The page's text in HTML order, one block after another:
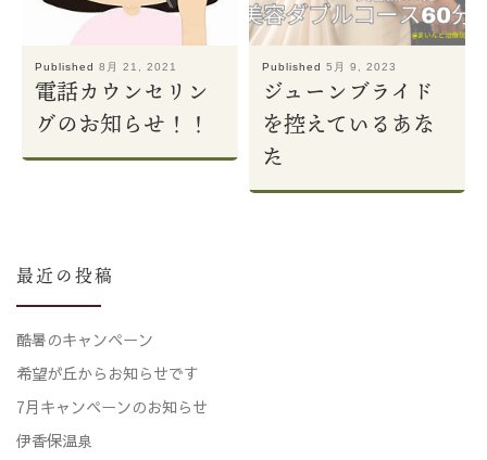
Published 8月 21, 2021
電話カウンセリン
グのお知らせ！！
Published 5月 9, 2023
ジューンブライド
を控えているあな
た
最近の投稿
酷暑のキャンペーン
希望が丘からお知らせです
7月キャンペーンのお知らせ
伊香保温泉